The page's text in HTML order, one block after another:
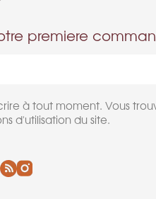
premiere
à tout moment. Vous
d'utilisation du site.